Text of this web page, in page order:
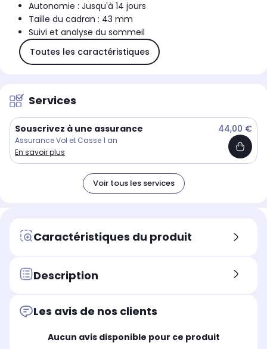
Autonomie : Jusqu'à 14 jours
Taille du cadran : 43 mm
Suivi et analyse du sommeil
Toutes les caractéristiques
Services
Souscrivez à une assurance 44,00 €
Assurance Vol et Casse 1 an
En savoir plus
Voir tous les services
Caractéristiques du produit
Description
Les avis de nos clients
Aucun avis disponible pour ce produit